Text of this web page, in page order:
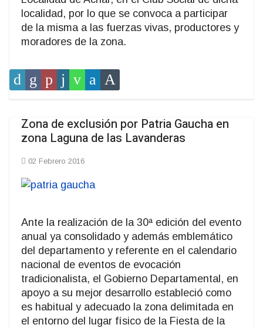
localidad, por lo que se convoca a participar
de la misma a las fuerzas vivas, productores y
moradores de la zona.
Zona de exclusión por Patria Gaucha en
zona Laguna de las Lavanderas
02 Febrero 2016
Ante la realización de la 30ª edición del evento
anual ya consolidado y además emblemático
del departamento y referente en el calendario
nacional de eventos de evocación
tradicionalista, el Gobierno Departamental, en
apoyo a su mejor desarrollo estableció como
es habitual y adecuado la zona delimitada en
el entorno del lugar físico de la Fiesta de la